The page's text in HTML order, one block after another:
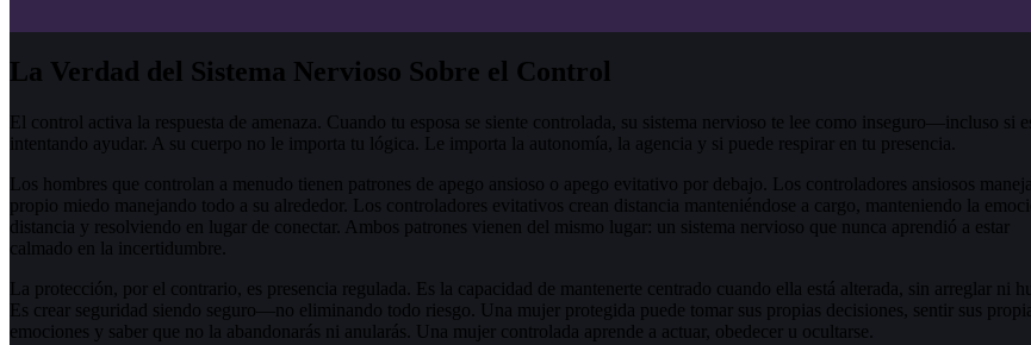
La Verdad del Sistema Nervioso Sobre el Control
El control activa la respuesta de amenaza. Cuando tu esposa se siente controlada, su sistema nervioso te lee como inseguro—incluso si
intentando ayudar. A su cuerpo no le importa tu lógica. Le importa la autonomía, la agencia y si puede respirar en tu presencia.
Los hombres que controlan a menudo tienen patrones de apego ansioso o apego evitativo por debajo. Los controladores ansiosos
propio miedo manejando todo a su alrededor. Los controladores evitativos crean distancia manteniéndose a cargo, manteniendo la
distancia y resolviendo en lugar de conectar. Ambos patrones vienen del mismo lugar: un sistema nervioso que nunca aprendió a estar
calmado en la incertidumbre.
La protección, por el contrario, es presencia regulada. Es la capacidad de mantenerte centrado cuando ella está alterada, sin arreglar ni
Es crear seguridad siendo seguro—no eliminando todo riesgo. Una mujer protegida puede tomar sus propias decisiones, sentir sus
emociones y saber que no la abandonarás ni anularás. Una mujer controlada aprende a actuar, obedecer u ocultarse.